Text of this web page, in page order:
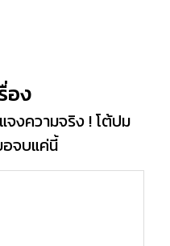
อง
งความจริง ! โต้ปม
จบแค่นี้